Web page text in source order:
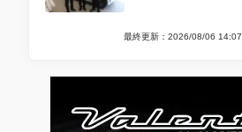
最終更新：2026/08/06 14:07